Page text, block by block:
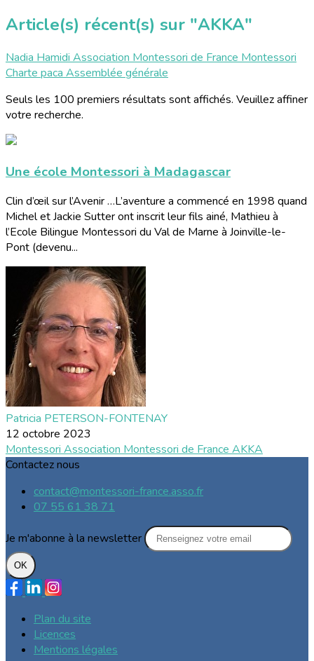
Article(s) récent(s) sur "AKKA"
Nadia Hamidi Association Montessori de France Montessori
Charte paca Assemblée générale
Seuls les 100 premiers résultats sont affichés. Veuillez affiner
votre recherche.
Une école Montessori à Madagascar
Clin d’œil sur l’Avenir …L’aventure a commencé en 1998 quand
Michel et Jackie Sutter ont inscrit leur fils ainé, Mathieu à
l’Ecole Bilingue Montessori du Val de Marne à Joinville-le-
Pont (devenu...
Patricia PETERSON-FONTENAY
12 octobre 2023
Montessori Association Montessori de France AKKA
Contactez nous
contact@montessori-france.asso.fr
07 55 61 38 71
Je m'abonne à la newsletter
OK
Plan du site
Licences
Mentions légales